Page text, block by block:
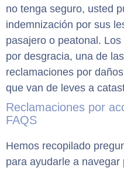
no tenga seguro, usted
indemnización por sus
pasajero o peatonal.
por desgracia, una de
reclamaciones por
que van de leves a
Reclamaciones por
FAQS
Hemos recopilado
para ayudarle a